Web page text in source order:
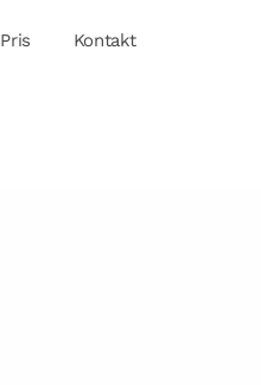
Pris Kontakt